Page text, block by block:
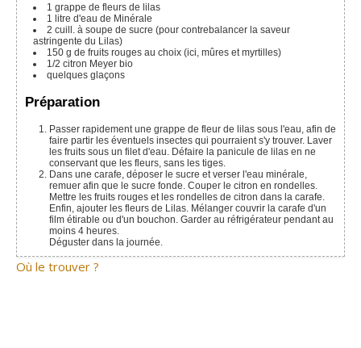
1 grappe de fleurs de lilas
1 litre d'eau de Minérale
2 cuill. à soupe de sucre (pour contrebalancer la saveur
astringente du Lilas)
150 g de fruits rouges au choix (ici, mûres et myrtilles)
1/2 citron Meyer bio
quelques glaçons
Préparation
Passer rapidement une grappe de fleur de lilas sous l'eau, afin de
faire partir les éventuels insectes qui pourraient s'y trouver. Laver
les fruits sous un filet d'eau. Défaire la panicule de lilas en ne
conservant que les fleurs, sans les tiges.
Dans une carafe, déposer le sucre et verser l'eau minérale,
remuer afin que le sucre fonde. Couper le citron en rondelles.
Mettre les fruits rouges et les rondelles de citron dans la carafe.
Enfin, ajouter les fleurs de Lilas. Mélanger couvrir la carafe d'un
film étirable ou d'un bouchon. Garder au réfrigérateur pendant au
moins 4 heures.
Déguster dans la journée.
Où le trouver ?